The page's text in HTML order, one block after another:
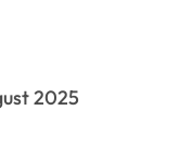
2025